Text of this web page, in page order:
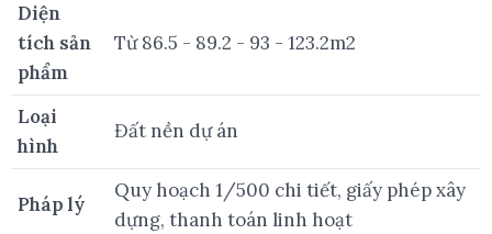
Diện
tích sản
phẩm
Từ 86.5 - 89.2 - 93 - 123.2m2
Loại
hình
Đất nền dự án
Pháp lý
Quy hoạch 1/500 chi tiết, giấy phép xây
dựng, thanh toán linh hoạt